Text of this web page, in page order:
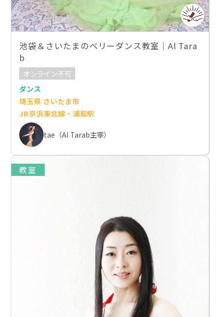
池袋＆さいたまのベリーダンス教室｜Al Tara
b
オンライン不可
ダンス
埼玉県 さいたま市
JR京浜東北線・浦和駅
tae（Al Tarab主宰）
教室